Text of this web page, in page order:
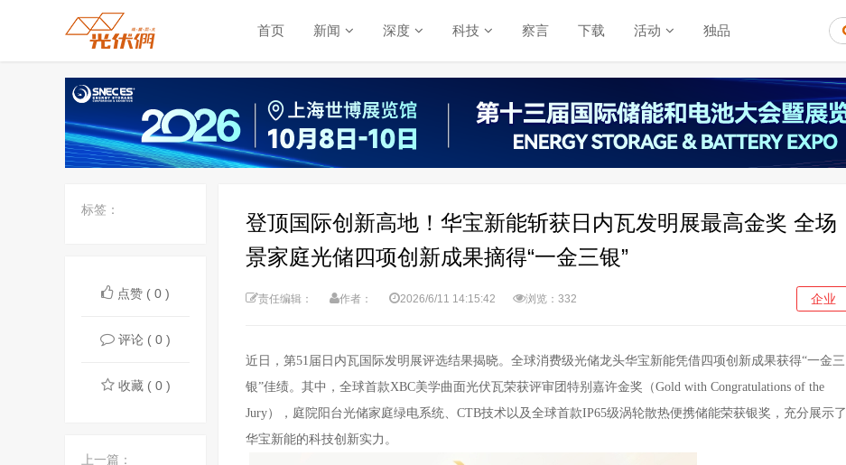
首页 新闻 深度 科技 察言 下载 活动 独品
标签：
点赞 ( 0 )
评论 ( 0 )
收藏 ( 0 )
上一篇：
登顶国际创新高地！华宝新能斩获日内瓦发明展最高金奖 全场
景家庭光储四项创新成果摘得“一金三银”
责任编辑： 作者： 2026/6/11 14:15:42 浏览：332 企业
近日，第51届日内瓦国际发明展评选结果揭晓。 全球消费级光储龙头华宝新能凭借四项创新成果获得“一金三
银”佳绩。其中，全球首款XBC美学曲面光伏瓦荣获评审团特别嘉许金奖（Gold with Congratulations of the
Jury），庭院阳台光储家庭绿电系统、CTB技术以及全球首款IP65级涡轮散热便携储能荣获银奖 ， 充分展示了
华宝新能的科技创新实力 。